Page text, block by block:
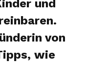
und
von
wie